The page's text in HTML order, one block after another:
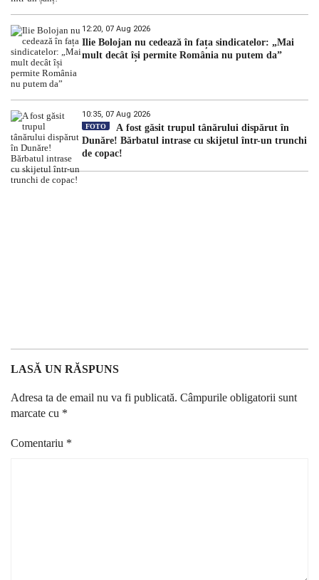
12:20, 07 Aug 2026
Ilie Bolojan nu cedează în fața sindicatelor: „Mai
mult decât își permite România nu putem da”
10:35, 07 Aug 2026
FOTO
A fost găsit trupul tânărului dispărut în
Dunăre! Bărbatul intrase cu skijetul într-un trunchi
de copac!
LASĂ UN RĂSPUNS
Adresa ta de email nu va fi publicată. Câmpurile obligatorii sunt
marcate cu *
Comentariu *